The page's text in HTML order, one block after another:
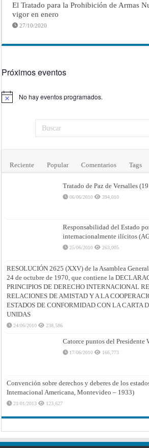
El Tratado para la Prohibición de Armas
vigor en enero
27/10/2020
Próximos eventos
Aviso No hay eventos programados.
Reciente Popular Comentarios Tags
Tratado de Paz de Versalles
06/06/2010 394,010
Responsabilidad del Estado
internacionalmente ilícitos
25/06/2010 263,005
RESOLUCIÓN 2625 (XXV) de la Asamblea
24 de octubre de 1970, que contiene la
PRINCIPIOS DE DERECHO INTERNACIONAL
RELACIONES DE AMISTAD Y A LA
ESTADOS DE CONFORMIDAD CON LA CARTA
UNIDAS
24/06/2010 238,586
Catorce puntos del Presidente
17/06/2010 166,773
Convención sobre derechos y deberes de los
Internacional Americana, Montevideo – 1933)
21/01/2013 123,627